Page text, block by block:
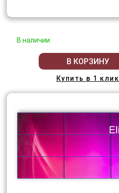
В наличии
В КОРЗИНУ
Купить в 1 клик